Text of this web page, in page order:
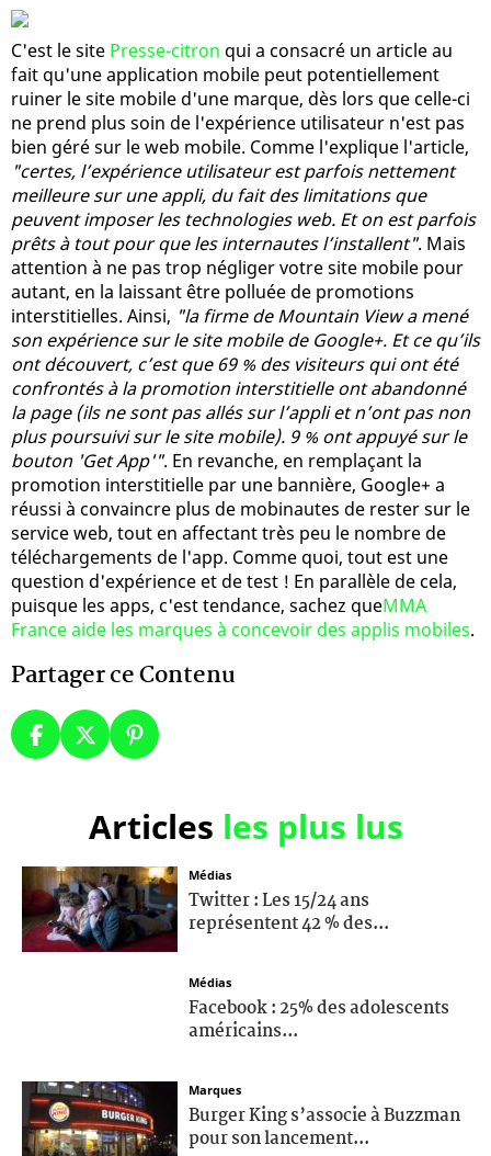
C'est le site Presse-citron qui a consacré un article au
fait qu'une application mobile peut potentiellement
ruiner le site mobile d'une marque, dès lors que celle-ci
ne prend plus soin de l'expérience utilisateur n'est pas
bien géré sur le web mobile. Comme l'explique l'article,
"certes, l’expérience utilisateur est parfois nettement
meilleure sur une appli, du fait des limitations que
peuvent imposer les technologies web. Et on est parfois
prêts à tout pour que les internautes l’installent". Mais
attention à ne pas trop négliger votre site mobile pour
autant, en la laissant être polluée de promotions
interstitielles. Ainsi, "la firme de Mountain View a mené
son expérience sur le site mobile de Google+. Et ce qu’ils
ont découvert, c’est que 69 % des visiteurs qui ont été
confrontés à la promotion interstitielle ont abandonné
la page (ils ne sont pas allés sur l’appli et n’ont pas non
plus poursuivi sur le site mobile). 9 % ont appuyé sur le
bouton 'Get App'". En revanche, en remplaçant la
promotion interstitielle par une bannière, Google+ a
réussi à convaincre plus de mobinautes de rester sur le
service web, tout en affectant très peu le nombre de
téléchargements de l'app. Comme quoi, tout est une
question d'expérience et de test ! En parallèle de cela,
puisque les apps, c'est tendance, sachez queMMA
France aide les marques à concevoir des applis mobiles.
Partager ce Contenu
Articles les plus lus
Médias
Twitter : Les 15/24 ans
représentent 42 % des...
Médias
Facebook : 25% des adolescents
américains...
Marques
Burger King s’associe à Buzzman
pour son lancement...